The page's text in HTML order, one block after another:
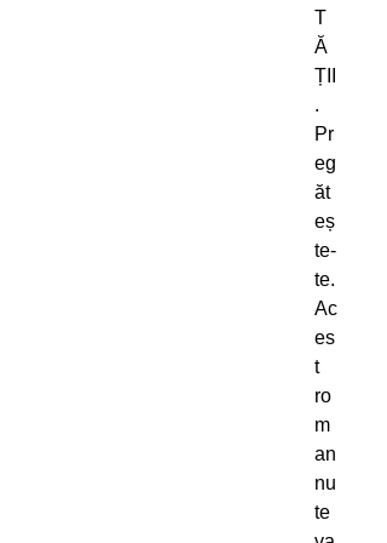
T
Ă
ȚII
.
Pr
eg
ăt
eș
te-
te.
Ac
es
t
ro
m
an
nu
te